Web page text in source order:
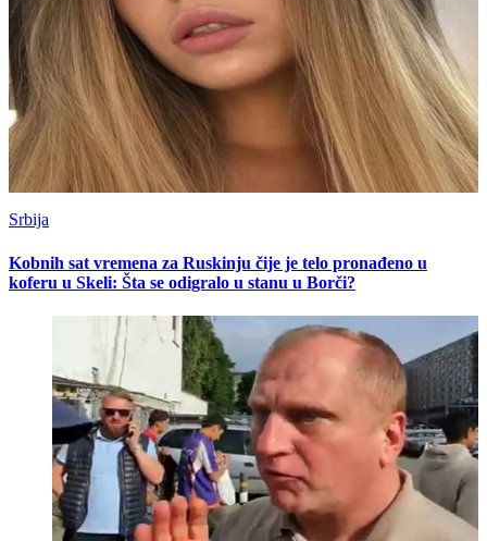
Srbija
Kobnih sat vremena za Ruskinju čije je telo pronađeno u
koferu u Skeli: Šta se odigralo u stanu u Borči?